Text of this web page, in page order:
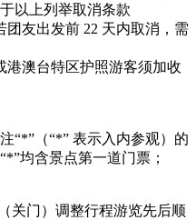
以上列举取消条款
团友出发前 22 天内取消，需
港澳台特区护照游客须加收
“*”（“*” 表示入内参观）的
均含景点第一道门票；
关门）调整行程游览先后顺